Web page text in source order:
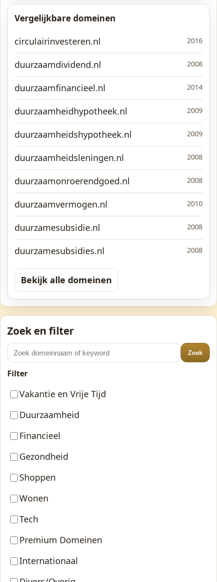
Vergelijkbare domeinen
circulairinvesteren.nl
2016
duurzaamdividend.nl 2008
duurzaamfinancieel.nl 2014
duurzaamheidhypotheek.nl 2009
duurzaamheidshypotheek.nl 2009
duurzaamheidsleningen.nl 2008
duurzaamonroerendgoed.nl 2008
duurzaamvermogen.nl 2010
duurzamesubsidie.nl 2008
duurzamesubsidies.nl 2008
Bekijk alle domeinen
Zoek en filter
Zoek
Filter
Vakantie en Vrije Tijd
Duurzaamheid
Financieel
Gezondheid
Shoppen
Wonen
Tech
Premium Domeinen
Internationaal